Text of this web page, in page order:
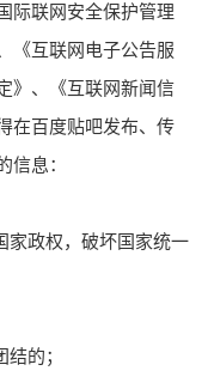
际联网安全保护管理
《互联网电子公告服
》、《互联网新闻信
在百度贴吧发布、传
信息：
家政权，破坏国家统一
的；